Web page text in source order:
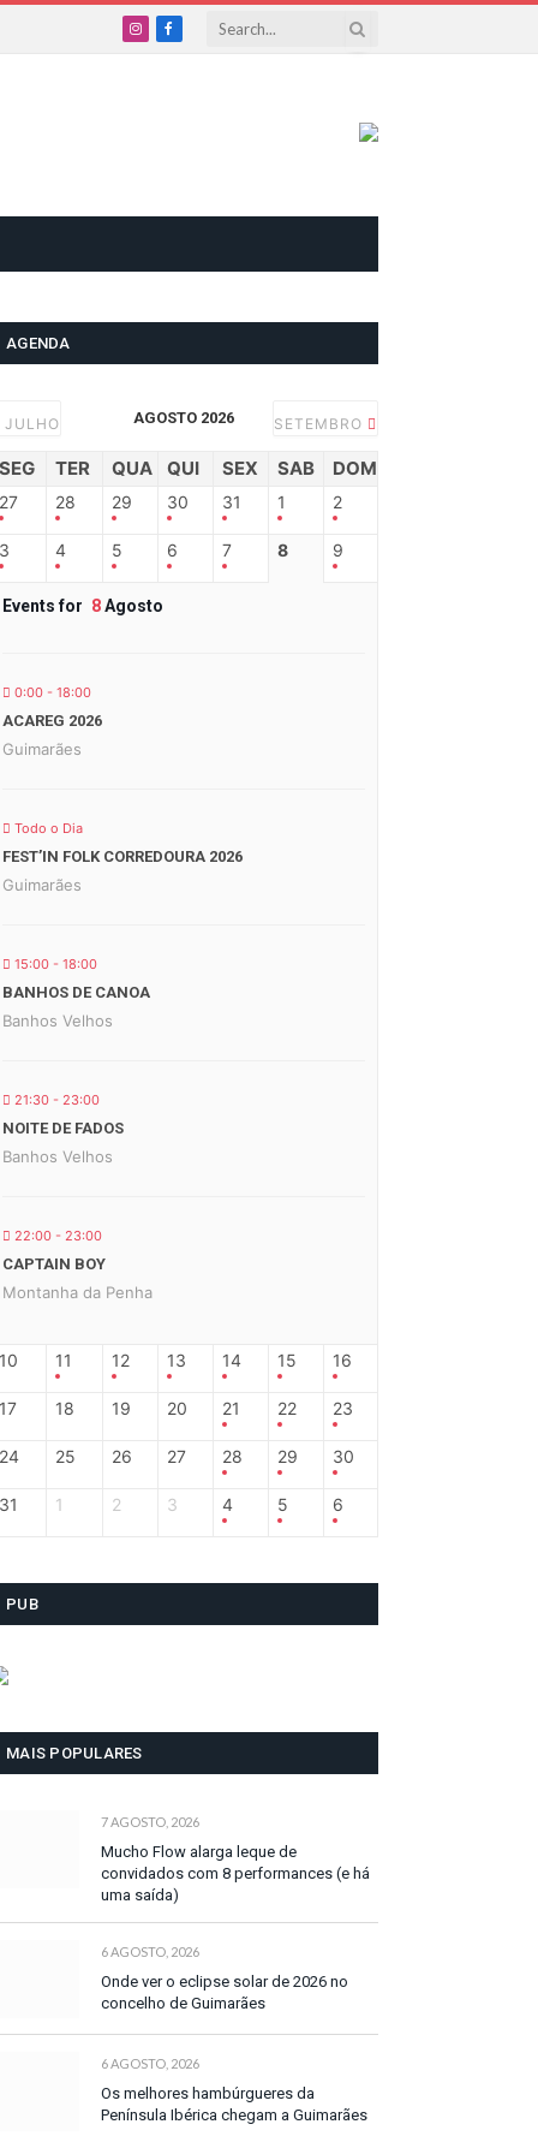
InstagramFacebook
AGENDA
JULHO AGOSTO 2026 SETEMBRO
SEG TER QUA QUI SEX SAB DOM
27 28 29 30 31 1 2
3 4 5 6 7 8 9
Events for 8Agosto
0:00 - 18:00
ACAREG 2026
Guimarães
Todo o Dia
FEST’IN FOLK CORREDOURA 2026
Guimarães
15:00 - 18:00
BANHOS DE CANOA
Banhos Velhos
21:30 - 23:00
NOITE DE FADOS
Banhos Velhos
22:00 - 23:00
CAPTAIN BOY
Montanha da Penha
10 11 12 13 14 15 16
17 18 19 20 21 22 23
24 25 26 27 28 29 30
31 1 2 3 4 5 6
PUB
MAIS POPULARES
7 AGOSTO, 2026
Mucho Flow alarga leque de
convidados com 8 performances (e há
uma saída)
6 AGOSTO, 2026
Onde ver o eclipse solar de 2026 no
concelho de Guimarães
6 AGOSTO, 2026
Os melhores hambúrgueres da
Península Ibérica chegam a Guimarães